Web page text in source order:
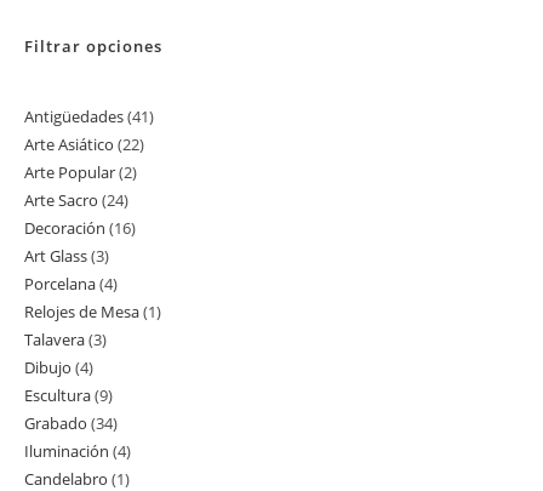
Filtrar opciones
Antigüedades 4141
Arte Asiático 2222
Arte Popular 22
Arte Sacro 2424
productos
Decoración 1616
Art Glass 33
productos
Porcelana 44
productos
Relojes de Mesa 11
Talavera 33
Dibujo 44
productos
Escultura 99
productos
Grabado 3434
productos
Iluminación 44
productos
Candelabro 11